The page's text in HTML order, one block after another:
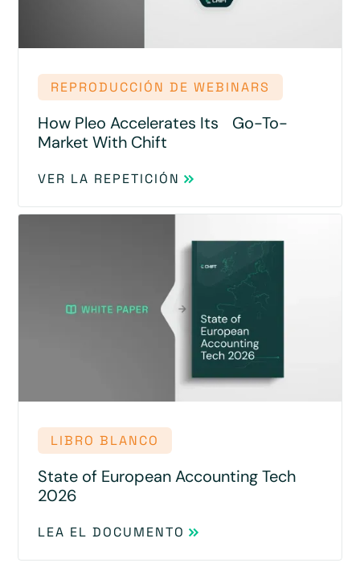
REPRODUCCIÓN DE WEBINARS
How Pleo Accelerates Its Go-To-
Market With Chift
VER LA REPETICIÓN
LIBRO BLANCO
State of European Accounting Tech
2026
LEA EL DOCUMENTO